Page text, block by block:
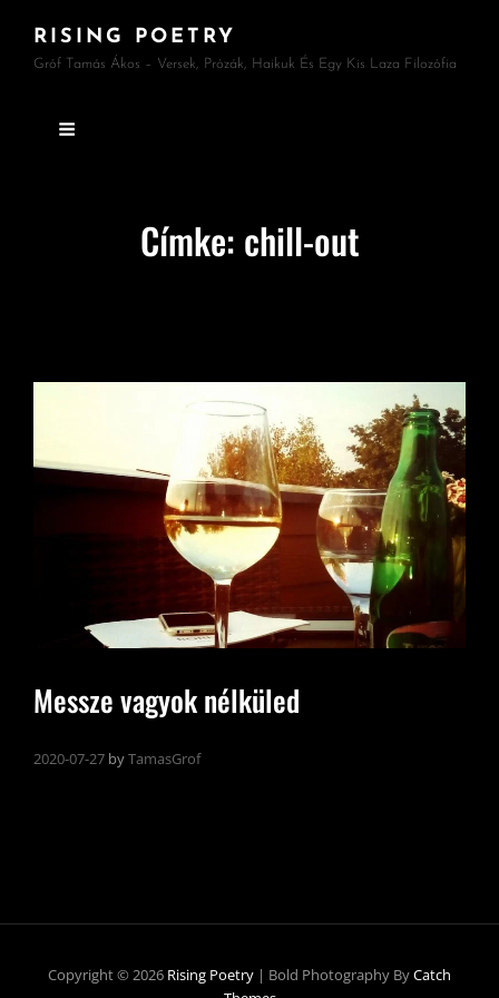
RISING POETRY
Gróf Tamás Ákos – Versek, Prózák, Haikuk És Egy Kis Laza Filozófia
Címke: chill-out
Messze vagyok nélküled
2020-07-27 byTamasGrof
Copyright © 2026 Rising Poetry | Bold Photography ByCatch